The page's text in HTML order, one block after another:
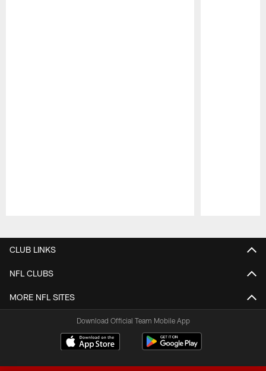
CLUB LINKS
NFL CLUBS
MORE NFL SITES
Download Official Team Mobile App